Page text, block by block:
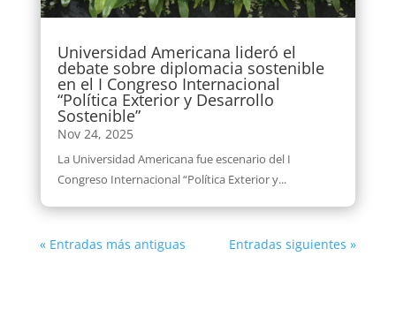
Universidad Americana lideró el
debate sobre diplomacia sostenible
en el I Congreso Internacional
“Política Exterior y Desarrollo
Sostenible”
Nov 24, 2025
La Universidad Americana fue escenario del I
Congreso Internacional “Política Exterior y...
« Entradas más antiguas Entradas siguientes »